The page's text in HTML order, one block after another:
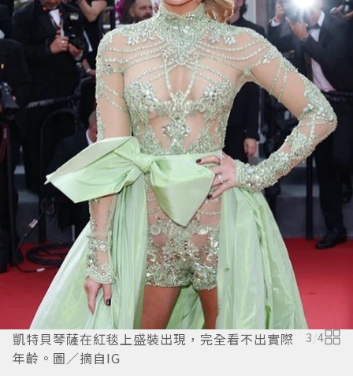
凱特貝琴薩在紅毯上盛裝出現，完全看不出實際
年齡。圖／摘自IG
3 /4